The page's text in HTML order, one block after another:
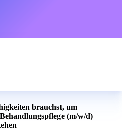
brauchst, um
(m/w/d)